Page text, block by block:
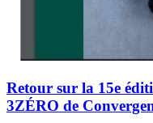
Retour sur la 15e
3ZÉRO de